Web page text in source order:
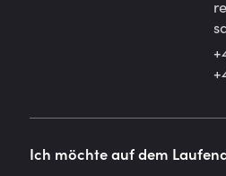
Ich möchte auf dem